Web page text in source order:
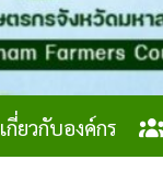
เกี่ยวกับองค์กร